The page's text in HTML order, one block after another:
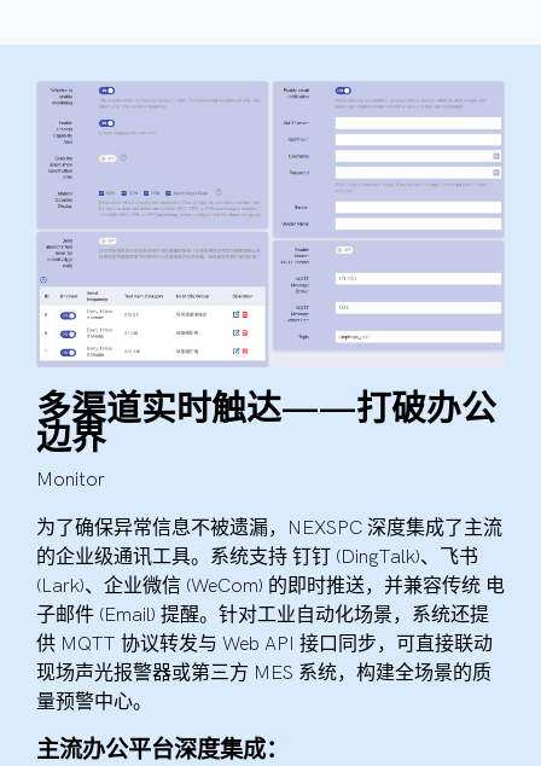
多渠道实时触达——打破办公
边界
Monitor
为了确保异常信息不被遗漏，NEXSPC 深度集成了主流
的企业级通讯工具。系统支持 钉钉 (DingTalk)、飞书
(Lark)、企业微信 (WeCom) 的即时推送，并兼容传统 电
子邮件 (Email) 提醒。针对工业自动化场景，系统还提
供 MQTT 协议转发与 Web API 接口同步，可直接联动
现场声光报警器或第三方 MES 系统，构建全场景的质
量预警中心。
主流办公平台深度集成：